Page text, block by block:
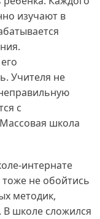
изучают в
Учителя не
с
школа
интернате
тоже не обойтись
методик,
В школе сложился